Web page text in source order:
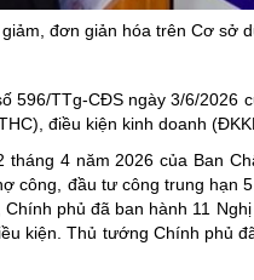
hợpđơn giản hóa trên Cơ sở
596/TTg-CĐS ngày 3/6/2026
điều kiện kinh doanh
4 năm 2026 của Ban
công, đầu tư công trung hạn
phủ đã ban hành 11
kiện. Thủ tướng Chính phủ